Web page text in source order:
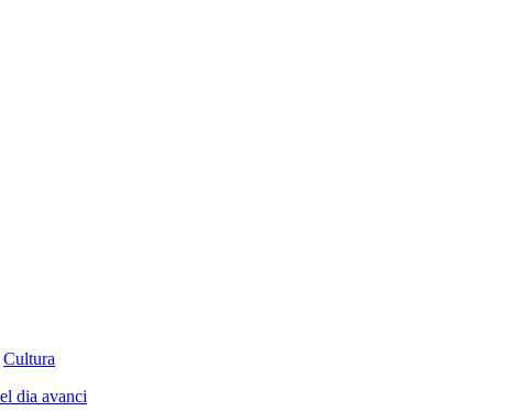
Cultura